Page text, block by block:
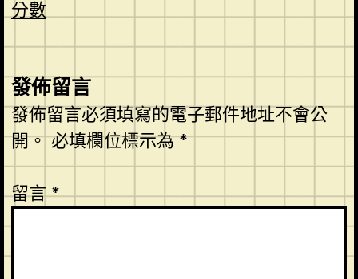
分數
發佈留言
發佈留言必須填寫的電子郵件地址不會公
開。必填欄位標示為*
留言*